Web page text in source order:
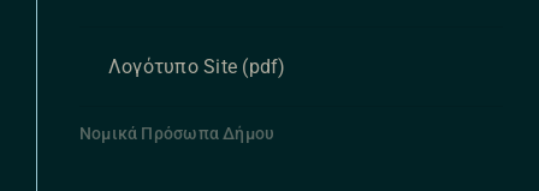
Λογότυπο Site (pdf)
Νομικά Πρόσωπα Δήμου